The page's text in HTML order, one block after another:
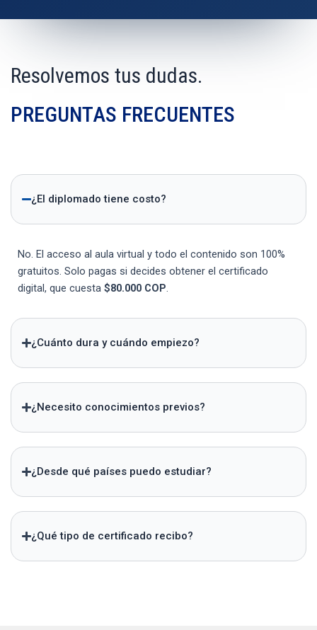
Resolvemos tus dudas.
PREGUNTAS FRECUENTES
¿El diplomado tiene costo?
No. El acceso al aula virtual y todo el contenido son 100%
gratuitos. Solo pagas si decides obtener el certificado
digital, que cuesta $80.000 COP
¿Cuánto dura y cuándo empiezo?
¿Necesito conocimientos previos?
¿Desde qué países puedo estudiar?
¿Qué tipo de certificado recibo?